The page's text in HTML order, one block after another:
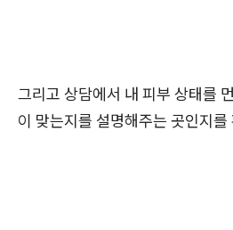
그리고 상담에서 내 피부 상태를
이 맞는지를 설명해주는 곳인지를